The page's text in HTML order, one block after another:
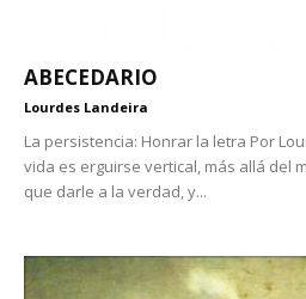
ABECEDARIO
Lourdes Landeira
La persistencia: Honrar la letra Por
vida es erguirse vertical, más allá del
que darle a la verdad, y...